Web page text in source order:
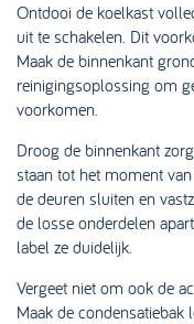
Ontdooi de koelkast
uit te schakelen. Dit
Maak de binnenkant
reinigingsoplossing om
voorkomen.
Droog de binnenkant
staan tot het moment
de deuren sluiten en
de losse onderdelen
label ze duidelijk.
Vergeet niet om ook de
Maak de condensatiebak